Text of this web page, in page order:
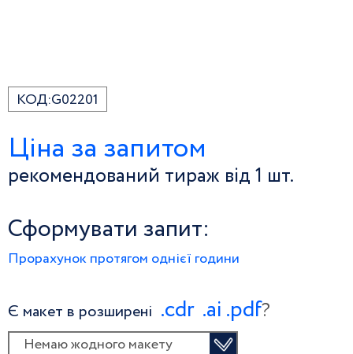
КОД:G02201
Ціна за запитом
рекомендований тираж від 1 шт.
Сформувати запит:
Прорахунок протягом однієї години
Є макет в розширені .сdr .ai .pdf?
Немаю жодного макету